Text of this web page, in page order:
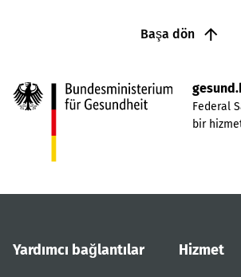
Başa dön
Federal
bir
Yardımcı bağlantılar Hizmet